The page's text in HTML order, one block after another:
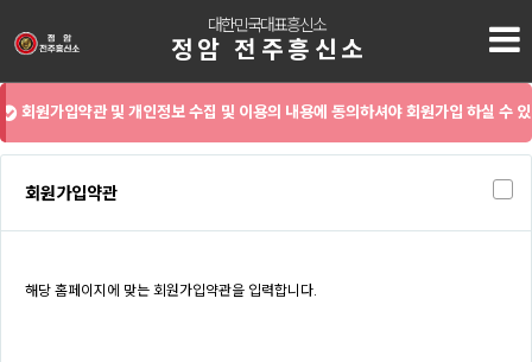
대한민국대표흥신소
정암 전주흥신소
회원가입약관 및 개인정보 수집 및 이용의 내용에 동의하셔야 회원가입 하실 수 있
회원가입약관